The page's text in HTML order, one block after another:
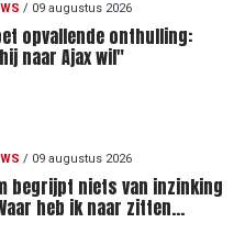
/ 09 augustus 2026
opvallende onthulling:
naar Ajax wil"
/ 09 augustus 2026
begrijpt niets van inzinking
heb ik naar zitten